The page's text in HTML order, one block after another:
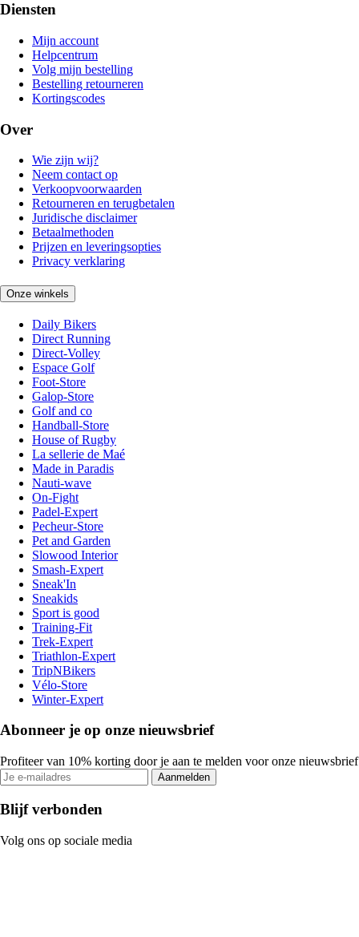
Diensten
Mijn account
Helpcentrum
Volg mijn bestelling
Bestelling retourneren
Kortingscodes
Over
Wie zijn wij?
Neem contact op
Verkoopvoorwaarden
Retourneren en terugbetalen
Juridische disclaimer
Betaalmethoden
Prijzen en leveringsopties
Privacy verklaring
Onze winkels
Daily Bikers
Direct Running
Direct-Volley
Espace Golf
Foot-Store
Galop-Store
Golf and co
Handball-Store
House of Rugby
La sellerie de Maé
Made in Paradis
Nauti-wave
On-Fight
Padel-Expert
Pecheur-Store
Pet and Garden
Slowood Interior
Smash-Expert
Sneak'In
Sneakids
Sport is good
Training-Fit
Trek-Expert
Triathlon-Expert
TripNBikers
Vélo-Store
Winter-Expert
Abonneer je op onze nieuwsbrief
Profiteer van 10% korting door je aan te melden voor onze nieuwsbrief
Aanmelden
Blijf verbonden
Volg ons op sociale media